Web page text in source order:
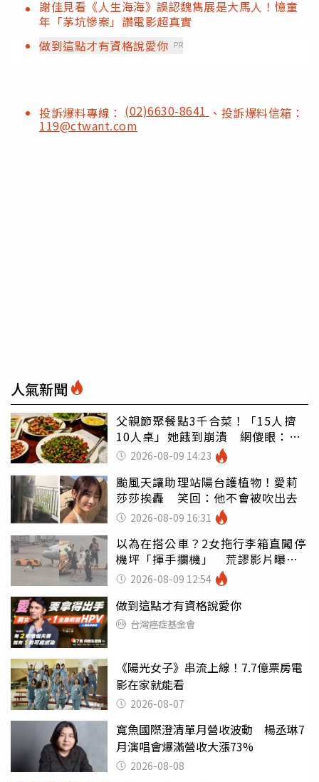
謝佳見看《人生海海》誤認魏雋展是大馬人！憶童
年「茅坑慘案」讚電影超真實
做到這點才有資格說愛你 PR
投訴爆料專線： (02)6630-8641 、投訴爆料信箱：
119@ctwant.com
人氣新聞
父親節聚餐點3千合菜！「15人擠
10人桌」她餓到崩潰 網傻眼：讓
店家看笑話
2026-08-09 14:23
颱風天讓助理站陽台護植物！愛莉
莎莎挨轟 笑回：他不會被吹出去
2026-08-09 16:31
以為在搭公車？2女拖行李箱直闖停
機坪「揮手攔機」 荒謬影片曝網
傻眼2026-08-09 12:54
做到這點才有資格說愛你
台灣癌症基金會
《陽光女子》串流上線！7.7億票房電
影在家就能看
2026-08-07
寬魚國際澄清單月營收波動 楊丞琳7
月演唱會爆滿營收大漲73%
2026-08-08